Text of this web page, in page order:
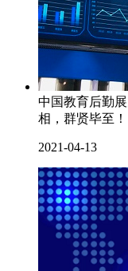
中国教育后勤
相，群贤毕至！
2021-04-13